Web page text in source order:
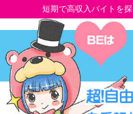
短期で高収入バイトを